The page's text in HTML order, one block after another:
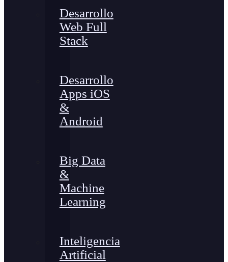
Desarrollo
Web Full
Stack
Desarrollo
Apps iOS
&
Android
Big Data
&
Machine
Learning
Inteligencia
Artificial